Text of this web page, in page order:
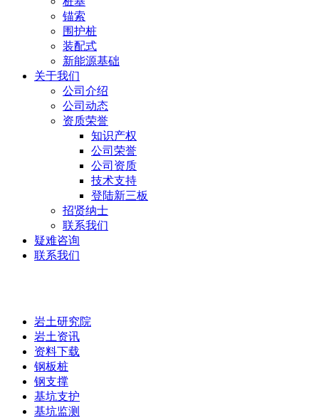
锚索
围护桩
装配式
新能源基础
关于我们
公司介绍
公司动态
资质荣誉
知识产权
公司荣誉
公司资质
技术支持
登陆新三板
招贤纳士
联系我们
疑难咨询
联系我们
岩土研究院
岩土资讯
资料下载
钢板桩
钢支撑
基坑支护
基坑监测